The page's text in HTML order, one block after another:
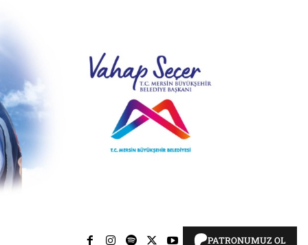
PATRONUMUZ OL